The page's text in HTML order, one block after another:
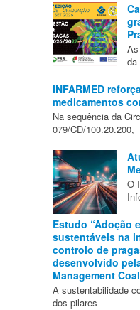
da
INFARMED
medicamentos
Na sequência da
079/CD/100.20.200,
O
Estudo “Adoção
sustentáveis na
controlo de
desenvolvido
Management
A sustentabilidade
dos pilares